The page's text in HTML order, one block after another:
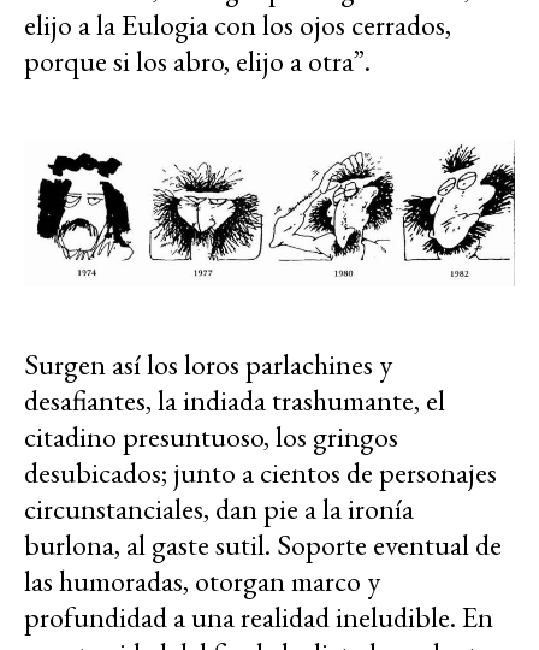
elijo a la Eulogia con los ojos cerrados,
porque si los abro, elijo a otra”.
Surgen así los loros parlachines y
desafiantes, la indiada trashumante, el
citadino presuntuoso, los gringos
desubicados; junto a cientos de personajes
circunstanciales, dan pie a la ironía
burlona, al gaste sutil. Soporte eventual de
las humoradas, otorgan marco y
profundidad a una realidad ineludible. En